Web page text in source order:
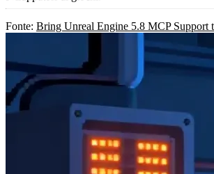
Fonte: Bring Unreal Engine 5.8 MCP Support